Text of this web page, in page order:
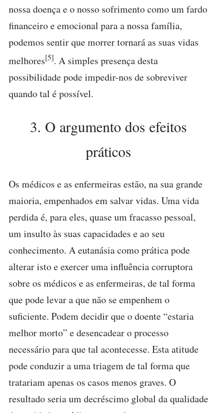
nossa doença e o nosso sofrimento como um fardo
financeiro e emocional para a nossa família,
podemos sentir que morrer tornará as suas vidas
melhores[5]. A simples presença desta
possibilidade pode impedir-nos de sobreviver
quando tal é possível.
3. O argumento dos efeitos
práticos
Os médicos e as enfermeiras estão, na sua grande
maioria, empenhados em salvar vidas. Uma vida
perdida é, para eles, quase um fracasso pessoal,
um insulto às suas capacidades e ao seu
conhecimento. A eutanásia como prática pode
alterar isto e exercer uma influência corruptora
sobre os médicos e as enfermeiras, de tal forma
que pode levar a que não se empenhem o
suficiente. Podem decidir que o doente “estaria
melhor morto” e desencadear o processo
necessário para que tal acontecesse. Esta atitude
pode conduzir a uma triagem de tal forma que
tratariam apenas os casos menos graves. O
resultado seria um decréscimo global da qualidade